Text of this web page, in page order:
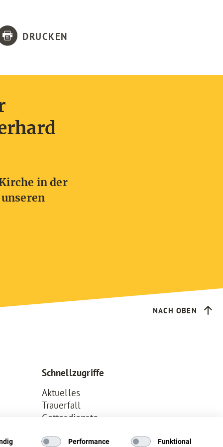
DRUCKEN
in der
NACH OBEN
Schnellzugriffe
Aktuelles
Trauerfall
Gottesdienste
KontaktPerformance Funktional